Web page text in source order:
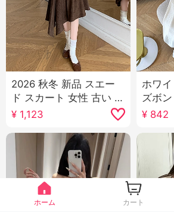
2026 秋冬 新品 スエー
ド スカート 女性 古い お
金 風が吹いていない ル
ール スリット スカート
スリム効果 ミドル丈 ス
カート
¥ 1,123
ホワ
ズボ
新品
垂 感
涼し
¥ 842
ホーム カート